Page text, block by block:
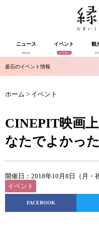
ニュース
NEWS
イベント
EVENT
観
釜石のイベント情報
ホーム > イベント
CINEPIT映画
なたでよかった
開催日：2018年10月8日（月・
イベント
FACEBOOK